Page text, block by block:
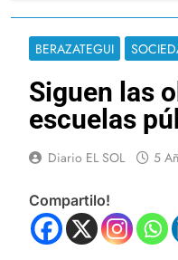
BERAZATEGUI
Siguen las
escuelas
Diario EL SOL 5
Compartilo!